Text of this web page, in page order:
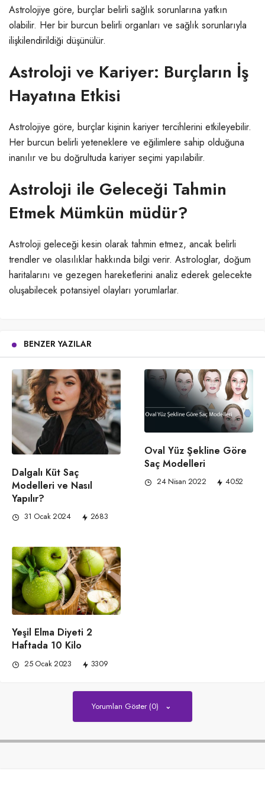
Astrolojiye göre, burçlar belirli sağlık sorunlarına yatkın
olabilir. Her bir burcun belirli organları ve sağlık sorunlarıyla
ilişkilendirildiği düşünülür.
Astroloji ve Kariyer: Burçların İş
Hayatına Etkisi
Astrolojiye göre, burçlar kişinin kariyer tercihlerini etkileyebilir.
Her burcun belirli yeteneklere ve eğilimlere sahip olduğuna
inanılır ve bu doğrultuda kariyer seçimi yapılabilir.
Astroloji ile Geleceği Tahmin
Etmek Mümkün müdür?
Astroloji geleceği kesin olarak tahmin etmez, ancak belirli
trendler ve olasılıklar hakkında bilgi verir. Astrologlar, doğum
haritalarını ve gezegen hareketlerini analiz ederek gelecekte
oluşabilecek potansiyel olayları yorumlarlar.
BENZER YAZILAR
Dalgalı Küt Saç
Modelleri ve Nasıl
Yapılır?
31 Ocak 2024 2683
Oval Yüz Şekline Göre
Saç Modelleri
24 Nisan 2022 4052
Yeşil Elma Diyeti 2
Haftada 10 Kilo
25 Ocak 2023 3309
Yorumları Göster (0)